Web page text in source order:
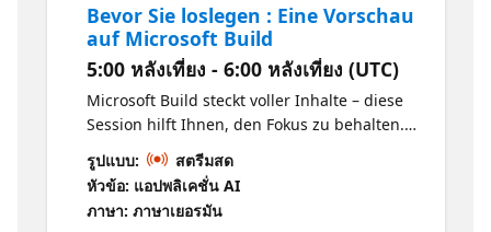
Bevor Sie loslegen : Eine Vorschau
auf Microsoft Build
5:00 หลังเที่ยง - 6:00 หลังเที่ยง (UTC)
Microsoft Build steckt voller Inhalte – diese
Session hilft Ihnen, den Fokus zu behalten.
Lernen Sie die Perspektiven von DevRel und
GitHub zu den wichtigsten Themen,
Neuigkeiten und den Sessions kennen, die
Sie auf keinen Fall verpassen sollten.
รูปแบบ:
สตรีมสด
หัวข้อ: แอปพลิเคชั่น AI
ภาษา: ภาษาเยอรมัน